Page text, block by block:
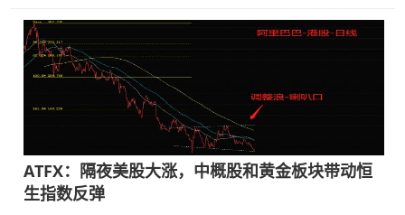
ATFX：隔夜美股大涨，中概股和黄金板块带动恒
生指数反弹